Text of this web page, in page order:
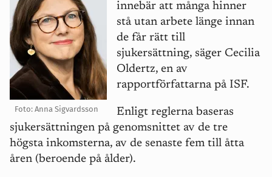
Foto: Anna Sigvardsson
innebär att många hinner
stå utan arbete länge innan
de får rätt till
sjukersättning, säger Cecilia
Oldertz, en av
rapportförfattarna på ISF.
Enligt reglerna baseras
sjukersättningen på genomsnittet av de tre
högsta inkomsterna, av de senaste fem till åtta
åren (beroende på ålder).